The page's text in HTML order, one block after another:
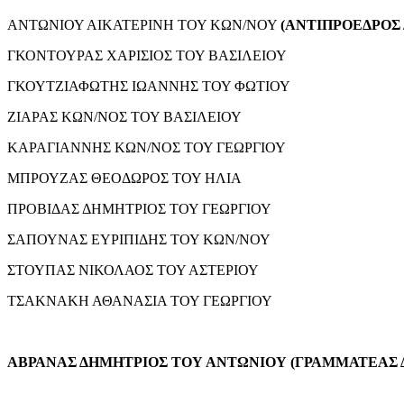
ΑΝΤΩΝΙΟΥ ΑΙΚΑΤΕΡΙΝΗ ΤΟΥ ΚΩΝ/ΝΟΥ (ΑΝΤΙΠΡΟΕΔΡΟΣ
ΓΚΟΝΤΟΥΡΑΣ ΧΑΡΙΣΙΟΣ ΤΟΥ ΒΑΣΙΛΕΙΟΥ
ΓΚΟΥΤΖΙΑΦΩΤΗΣ ΙΩΑΝΝΗΣ ΤΟΥ ΦΩΤΙΟΥ
ΖΙΑΡΑΣ ΚΩΝ/ΝΟΣ ΤΟΥ ΒΑΣΙΛΕΙΟΥ
ΚΑΡΑΓΙΑΝΝΗΣ ΚΩΝ/ΝΟΣ ΤΟΥ ΓΕΩΡΓΙΟΥ
ΜΠΡΟΥΖΑΣ ΘΕΟΔΩΡΟΣ ΤΟΥ ΗΛΙΑ
ΠΡΟΒΙΔΑΣ ΔΗΜΗΤΡΙΟΣ ΤΟΥ ΓΕΩΡΓΙΟΥ
ΣΑΠΟΥΝΑΣ ΕΥΡΙΠΙΔΗΣ ΤΟΥ ΚΩΝ/ΝΟΥ
ΣΤΟΥΠΑΣ ΝΙΚΟΛΑΟΣ ΤΟΥ ΑΣΤΕΡΙΟΥ
ΤΣΑΚΝΑΚΗ ΑΘΑΝΑΣΙΑ ΤΟΥ ΓΕΩΡΓΙΟΥ
ΑΒΡΑΝΑΣ ΔΗΜΗΤΡΙΟΣ ΤΟΥ ΑΝΤΩΝΙΟΥ (ΓΡΑΜΜΑΤΕΑΣ